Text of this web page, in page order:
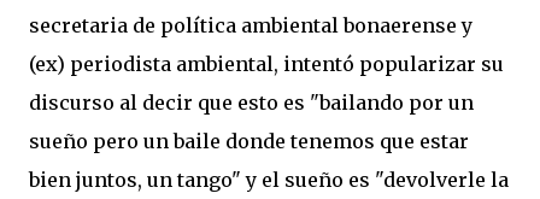
secretaria de política ambiental bonaerense y
(ex) periodista ambiental, intentó popularizar su
discurso al decir que esto es "bailando por un
sueño pero un baile donde tenemos que estar
bien juntos, un tango" y el sueño es "devolverle la